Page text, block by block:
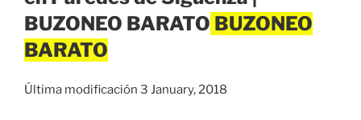
BUZONEO BARATO
Última modificación 3 January, 2018